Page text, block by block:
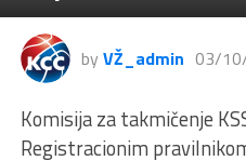
by VŽ_admin 03/
Komisija za takmičenje
Registracionim